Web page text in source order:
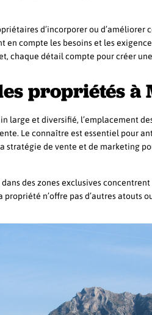
d’incorporer ou
en compte les besoins et les
chaque détail compte pour créer
propriétés
large et diversifié, l’emplacement
Le connaître est essentiel pour
stratégie de vente et de marketing
des zones exclusives
n’offre pas d’autres atouts